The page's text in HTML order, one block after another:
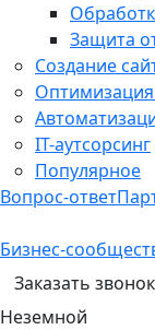
Защита
Создание
IT-аутсорсинг
Популярное
Вопрос-ответ
Бизнес-
Заказать звонок
Неземной